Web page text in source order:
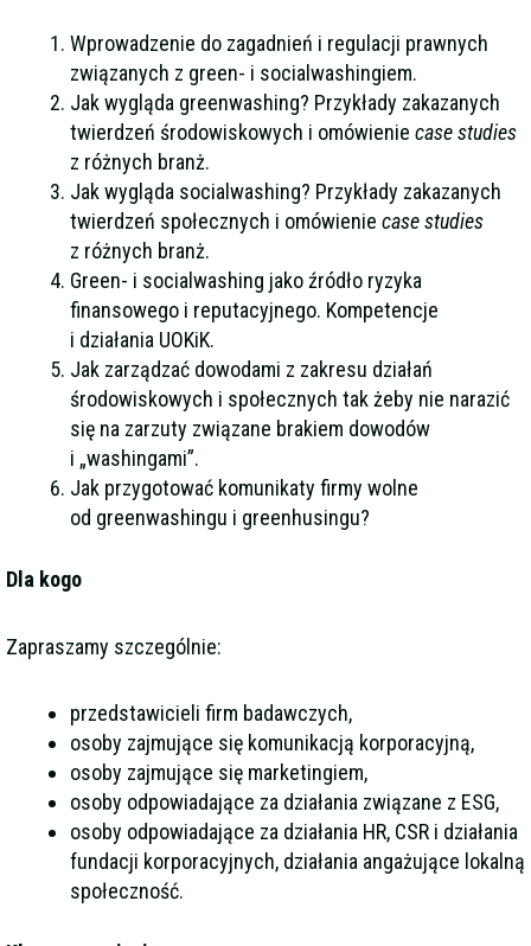
Wprowadzenie do zagadnień i regulacji prawnych
związanych z green- i socialwashingiem.
Jak wygląda greenwashing? Przykłady zakazanych
twierdzeń środowiskowych i omówienie case studies
z różnych branż.
Jak wygląda socialwashing? Przykłady zakazanych
twierdzeń społecznych i omówienie case studies
z różnych branż.
Green- i socialwashing jako źródło ryzyka
finansowego i reputacyjnego. Kompetencje
i działania UOKiK.
Jak zarządzać dowodami z zakresu działań
środowiskowych i społecznych tak żeby nie narazić
się na zarzuty związane brakiem dowodów
i „washingami”.
Jak przygotować komunikaty firmy wolne
od greenwashingu i greenhusingu?
Dla kogo
Zapraszamy szczególnie:
przedstawicieli firm badawczych,
osoby zajmujące się komunikacją korporacyjną,
osoby zajmujące się marketingiem,
osoby odpowiadające za działania związane z ESG,
osoby odpowiadające za działania HR, CSR i działania
fundacji korporacyjnych, działania angażujące lokalną
społeczność.